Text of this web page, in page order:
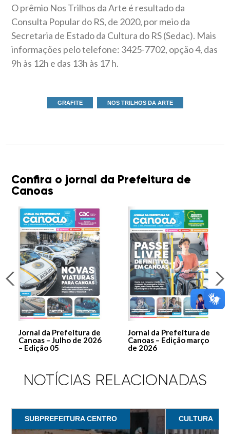
O prêmio Nos Trilhos da Arte é resultado da
Consulta Popular do RS, de 2020, por meio da
Secretaria de Estado da Cultura do RS (Sedac). Mais
informações pelo telefone: 3425-7702, opção 4, das
9h às 12h e das 13h às 17 h.
GRAFITE NOS TRILHOS DA ARTE
Confira o jornal da Prefeitura de
Canoas
Jornal da Prefeitura de
Canoas – Julho de 2026
– Edição 05
Jornal da Prefeitura de
Canoas – Edição março
de 2026
NOTÍCIAS RELACIONADAS
SUBPREFEITURA CENTRO CULTURA